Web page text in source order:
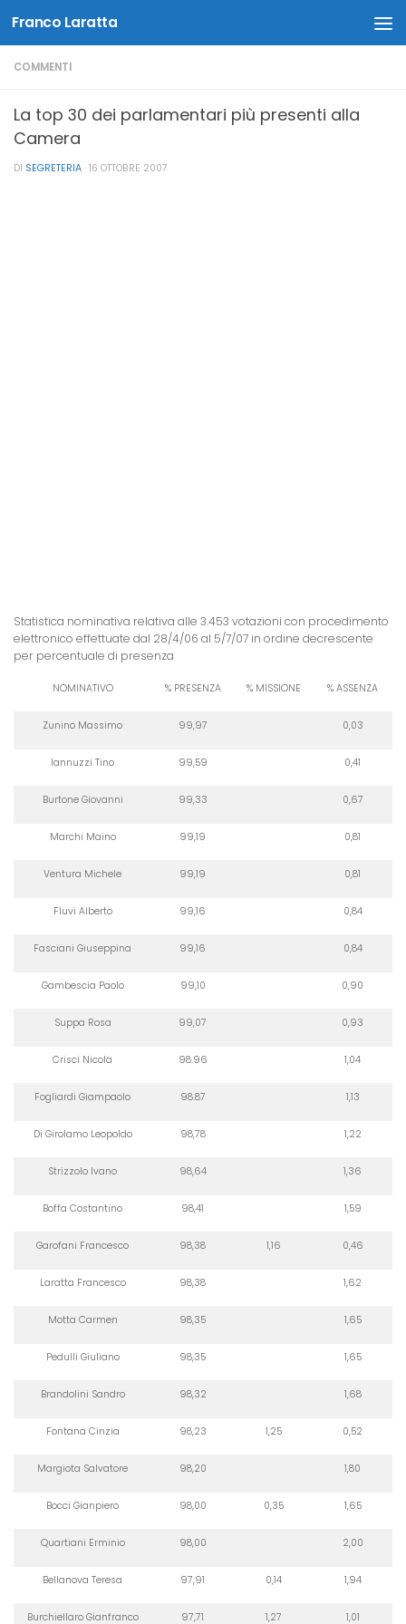
Salta al contenuto
Franco Laratta
COMMENTI
La top 30 dei parlamentari più presenti alla
Camera
DI SEGRETERIA · 16 OTTOBRE 2007
Statistica nominativa relativa alle 3.453 votazioni con procedimento
elettronico effettuate dal 28/4/06 al 5/7/07 in ordine decrescente
per percentuale di presenza
NOMINATIVO % PRESENZA % MISSIONE % ASSENZA
Zunino Massimo 99,97 0,03
Iannuzzi Tino 99,59 0,41
Burtone Giovanni 99,33 0,67
Marchi Maino 99,19 0,81
Ventura Michele 99,19 0,81
Fluvi Alberto 99,16 0,84
Fasciani Giuseppina 99,16 0,84
Gambescia Paolo 99,10 0,90
Suppa Rosa 99,07 0,93
Crisci Nicola 98.96 1,04
Fogliardi Giampaolo 98.87 1,13
Di Girolamo Leopoldo 98,78 1,22
Strizzolo Ivano 98,64 1,36
Boffa Costantino 98,41 1,59
Garofani Francesco 98,38 1,16 0,46
Laratta Francesco 98,38 1,62
Motta Carmen 98,35 1,65
Pedulli Giuliano 98,35 1,65
Brandolini Sandro 98,32 1,68
Fontana Cinzia 98,23 1,25 0,52
Margiota Salvatore 98,20 1,80
Bocci Gianpiero 98,00 0,35 1,65
Quartiani Erminio 98,00 2,00
Bellanova Teresa 97,91 0,14 1,94
Burchiellaro Gianfranco 97,71 1,27 1,01